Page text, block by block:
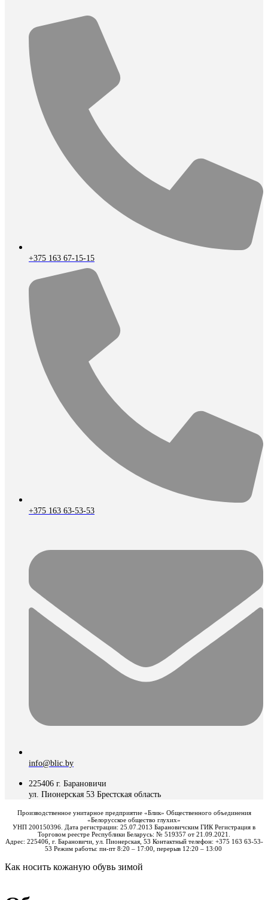
+375 163 67-15-15
+375 163 63-53-53
info@blic.by
225406 г. Барановичи
ул. Пионерская 53 Брестская область
Производственное унитарное предприятие «Блик» Общественного объединения
«Белорусское общество глухих»
УНП 200150396. Дата регистрации: 25.07.2013 Барановичским ГИК Регистрация в
Торговом реестре Республики Беларусь: № 519357 от 21.09.2021.
Адрес: 225406, г. Барановичи, ул. Пионерская, 53 Контактный телефон: +375 163 63-53-
53 Режим работы: пн-пт 8:20 – 17:00, перерыв 12:20 – 13:00
Как носить кожаную обувь зимой